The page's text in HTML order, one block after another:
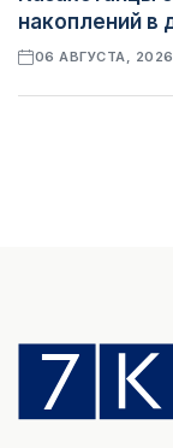
накоплений в
06 АВГУСТА, 2026
На что
нежилом
06 АВГУСТА, 2026